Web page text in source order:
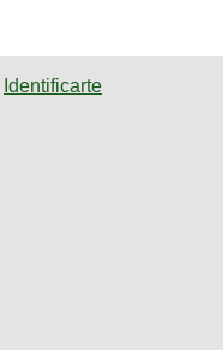
Identificarte